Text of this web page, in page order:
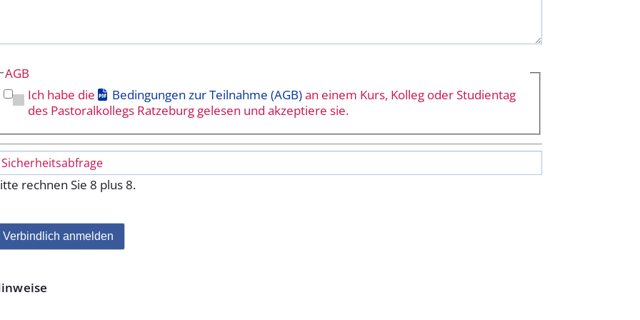
Pflichtfeld
AGB
Ich habe die
Bedingungen zur Teilnahme (AGB)an einem Kurs, Kolleg oder Studien­tag
des Pastoral­kollegs Ratze­burg gelesen und akzeptiere sie.
rechnen Sie 8 plus 8.
Verbindlich anmelden